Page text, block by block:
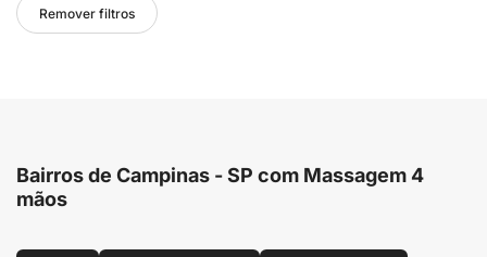
Remover filtros
Bairros de Campinas - SP com Massagem 4
mãos